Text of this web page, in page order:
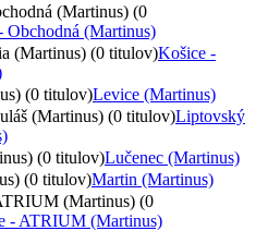
(Martinus) (0
Obchodná (Martinus)
(Martinus) (0 titulov)Košice -
(0 titulov)Levice (Martinus)
(Martinus) (0 titulov)Liptovský
(0 titulov)Lučenec (Martinus)
(0 titulov)Martin (Martinus)
(Martinus) (0
- ATRIUM (Martinus)